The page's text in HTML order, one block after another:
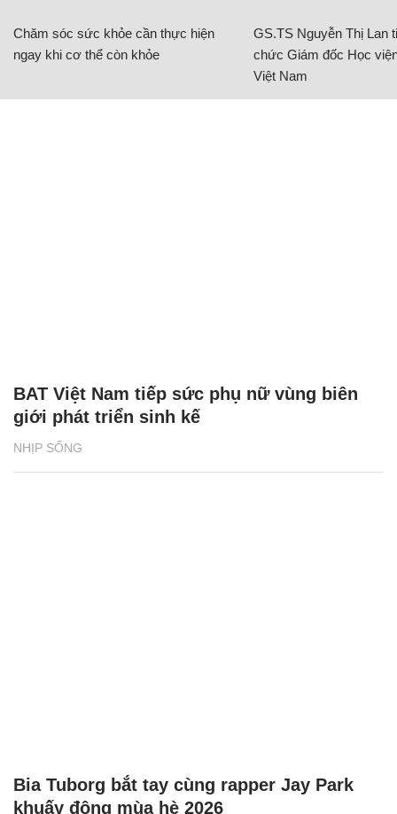
Chăm sóc sức khỏe cần thực hiện
ngay khi cơ thể còn khỏe
GS.TS Nguyễn Thị Lan
chức Giám đốc Học
Việt Nam
NHỊP SỐNG
BAT Việt Nam tiếp sức phụ nữ vùng biên
giới phát triển sinh kế
Bia Tuborg bắt tay cùng rapper Jay Park
khuấy động mùa hè 2026